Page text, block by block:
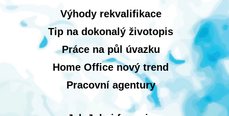
Výhody rekvalifikace
Tip na dokonalý životopis
Práce na půl úvazku
Home Office nový trend
Pracovní agentury